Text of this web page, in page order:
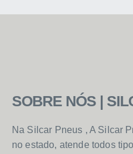
SOBRE NÓS |
Na Silcar Pneus , A Silcar
no estado, atende todos